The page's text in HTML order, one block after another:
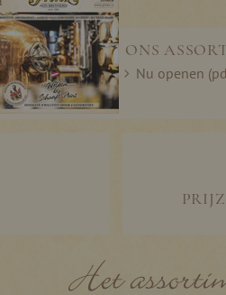
ONS
Nu openen